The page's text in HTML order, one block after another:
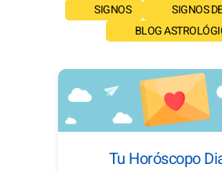
SIGNOS
SIGNOS
BLOG
Tu Horóscopo